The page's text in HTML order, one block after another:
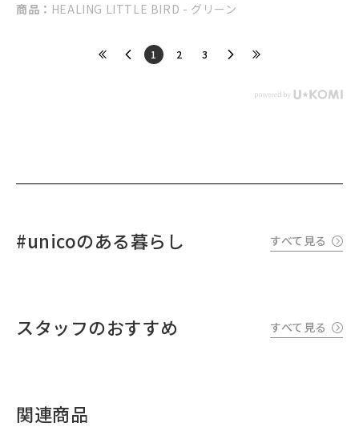
商品： HEALING LITTLE BIRD - グリーン
​1 ​2 ​3
#unicoのある暮らし すべて見る
スタッフのおすすめ すべて見る
関連商品